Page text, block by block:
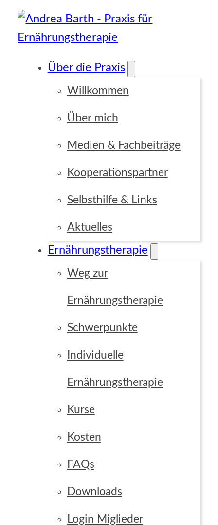
Über die Praxis
Willkommen
Über mich
Medien & Fachbeiträge
Kooperationspartner
Selbsthilfe & Links
Aktuelles
Ernährungstherapie
Weg zur
Ernährungstherapie
Schwerpunkte
Individuelle
Ernährungstherapie
Kurse
Kosten
FAQs
Downloads
Login Miglieder
Focus Point